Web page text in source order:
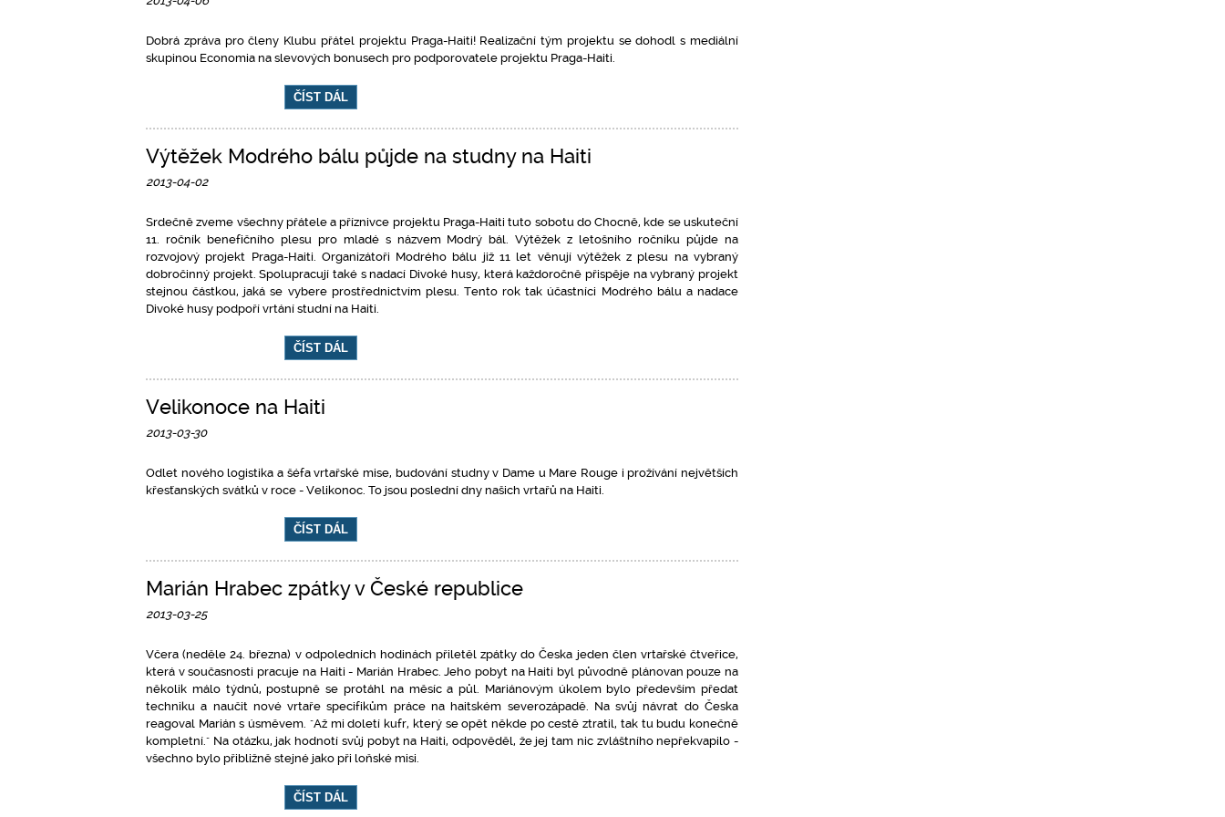
Dobrá zpráva pro členy Klubu přátel projektu Praga-Haiti! Realizační tým projektu se dohodl s mediální
skupinou Economia na slevových bonusech pro podporovatele projektu Praga-Haiti.
ČÍST DÁL
Výtěžek Modrého bálu půjde na studny na Haiti
2013-04-02
Srdečně zveme všechny přátele a příznivce projektu Praga-Haiti tuto sobotu do Chocně, kde se uskuteční
11. ročník benefičního plesu pro mladé s názvem Modrý bál. Výtěžek z letošního ročníku půjde na
rozvojový projekt Praga-Haiti. Organizátoři Modrého bálu již 11 let věnují výtěžek z plesu na vybraný
dobročinný projekt. Spolupracují také s nadací Divoké husy, která každoročně přispěje na vybraný projekt
stejnou částkou, jaká se vybere prostřednictvím plesu. Tento rok tak účastníci Modrého bálu a nadace
Divoké husy podpoří vrtání studní na Haiti.
ČÍST DÁL
Velikonoce na Haiti
2013-03-30
Odlet nového logistika a šéfa vrtařské mise, budování studny v Dame u Mare Rouge i prožívání největších
křesťanských svátků v roce - Velikonoc. To jsou poslední dny našich vrtařů na Haiti.
ČÍST DÁL
Marián Hrabec zpátky v České republice
2013-03-25
Včera (neděle 24. března) v odpoledních hodinách přiletěl zpátky do Česka jeden člen vrtařské čtveřice,
která v současnosti pracuje na Haiti - Marián Hrabec. Jeho pobyt na Haiti byl původně plánovan pouze na
několik málo týdnů, postupně se protáhl na měsíc a půl. Mariánovým úkolem bylo především předat
techniku a naučit nové vrtaře specifikům práce na haitském severozápadě. Na svůj návrat do Česka
reagoval Marián s úsměvem. "Až mi doletí kufr, který se opět někde po cestě ztratil, tak tu budu konečně
kompletní." Na otázku, jak hodnotí svůj pobyt na Haiti, odpověděl, že jej tam nic zvláštního nepřekvapilo -
všechno bylo přibližně stejné jako při loňské misi.
ČÍST DÁL